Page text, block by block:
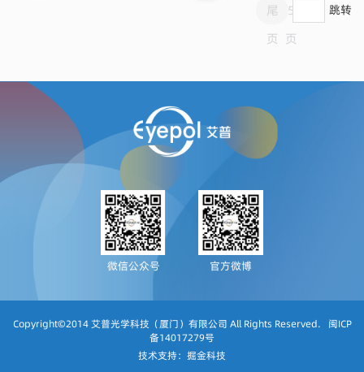
5
页
尾
页
跳转
微信公众号 官方微博
Copyright©2014 艾普光学科技（厦门）有限公司 All Rights Reserved. 闽ICP
备14017279号
技术支持： 掘金科技